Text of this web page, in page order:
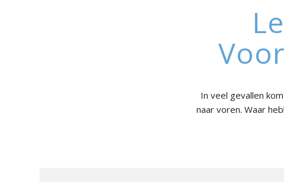
In veel gevallen
naar voren. Waar